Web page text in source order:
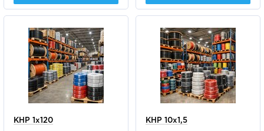
КНР 1х120 КНР 10х1,5